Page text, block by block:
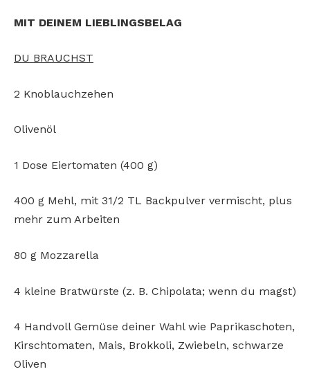
MIT DEINEM LIEBLINGSBELAG
DU BRAUCHST
2 Knoblauchzehen
Olivenöl
1 Dose Eiertomaten (400 g)
400 g Mehl, mit 31/2 TL Backpulver vermischt, plus
mehr zum Arbeiten
80 g Mozzarella
4 kleine Bratwürste (z. B. Chipolata; wenn du magst)
4 Handvoll Gemüse deiner Wahl wie Paprikaschoten,
Kirschtomaten, Mais, Brokkoli, Zwiebeln, schwarze
Oliven